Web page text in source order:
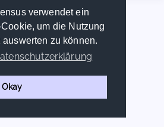
verwendet ein
um die Nutzung
zu können.
Okay